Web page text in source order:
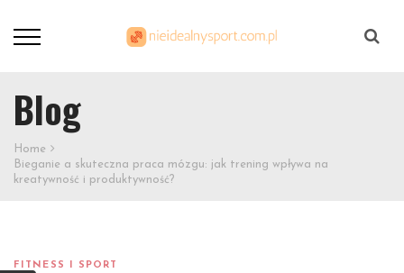
Blog
Home
Bieganie a skuteczna praca mózgu: jak trening wpływa na
kreatywność i produktywność?
FITNESS I SPORT